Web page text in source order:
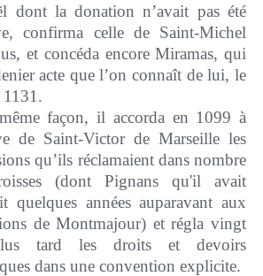
dont la donation n’avait pas été
confirma celle de Saint-Michel
et concéda encore Miramas, qui
acte que l’on connaît de lui, le
façon, il accorda en 1099 à
de Saint-Victor de Marseille les
qu’ils réclamaient dans nombre
(dont Pignans qu'il avait
quelques années auparavant aux
de Montmajour) et régla vingt
tard les droits et devoirs
dans une convention explicite.